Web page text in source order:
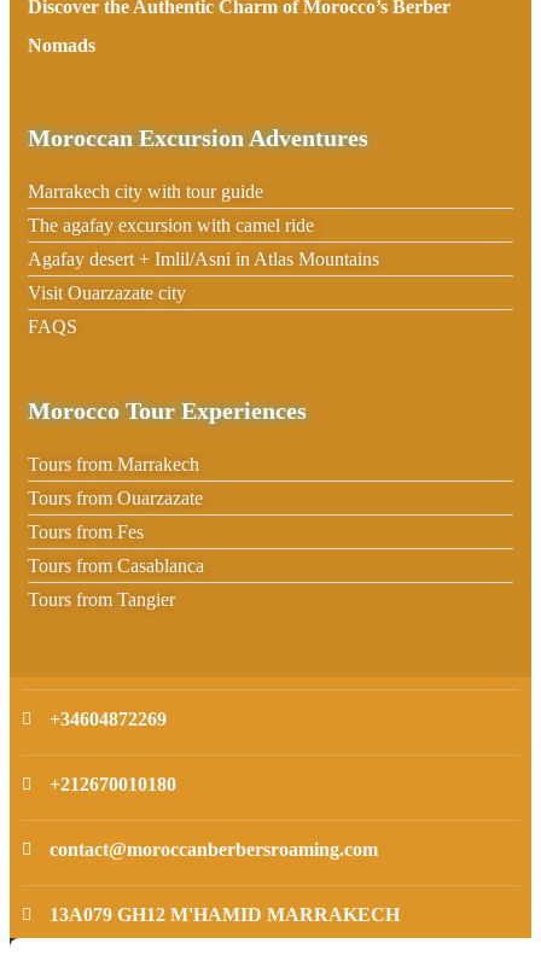
Discover the Authentic Charm of Morocco’s Berber
Nomads
Moroccan Excursion Adventures
Marrakech city with tour guide
The agafay excursion with camel ride
Agafay desert + Imlil/Asni in Atlas Mountains
Visit Ouarzazate city
FAQS
Morocco Tour Experiences
Tours from Marrakech
Tours from Ouarzazate
Tours from Fes
Tours from Casablanca
Tours from Tangier
+34604872269
+212670010180
contact@moroccanberbersroaming.com
13A079 GH12 M'HAMID MARRAKECH